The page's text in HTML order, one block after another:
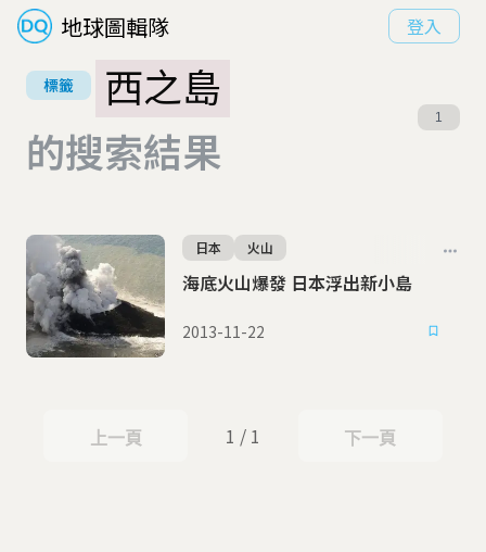
地球圖輯隊 登入
標籤
西之島
的搜索結果
1
海底火山爆發 日本浮出新小島
日本 火山
2013-11-22
上一頁
上一頁 1 / 1 下一頁
下一頁